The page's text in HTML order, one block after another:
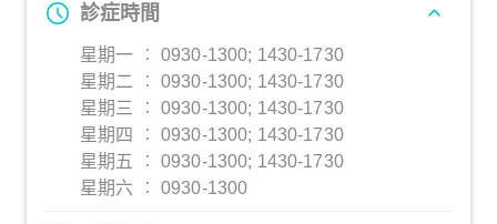
診症時間
星期一 ︰ 0930-1300; 1430-1730
星期二 ︰ 0930-1300; 1430-1730
星期三 ︰ 0930-1300; 1430-1730
星期四 ︰ 0930-1300; 1430-1730
星期五 ︰ 0930-1300; 1430-1730
星期六 ︰ 0930-1300